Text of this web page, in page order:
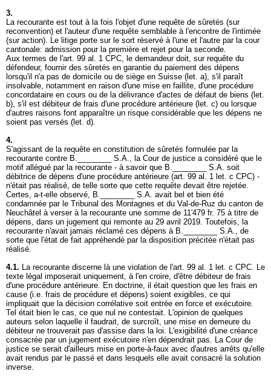
3.
La recourante est tout à la fois l'objet d'une requête de sûretés (sur
reconvention) et l'auteur d'une requête semblable à l'encontre de l'intimée
(sur action). Le litige porte sur le sort réservé à l'une et l'autre par la cour
cantonale: admission pour la première et rejet pour la seconde.
Aux termes de l'art. 99 al. 1 CPC, le demandeur doit, sur requête du
défendeur, fournir des sûretés en garantie du paiement des dépens
lorsqu'il n'a pas de domicile ou de siège en Suisse (let. a), s'il paraît
insolvable, notamment en raison d'une mise en faillite, d'une procédure
concordataire en cours ou de la délivrance d'actes de défaut de biens (let.
b), s'il est débiteur de frais d'une procédure antérieure (let. c) ou lorsque
d'autres raisons font apparaître un risque considérable que les dépens ne
soient pas versés (let. d).
4.
S'agissant de la requête en constitution de sûretés formulée par la
recourante contre B.________ S.A., la Cour de justice a considéré que le
motif allégué par la recourante - à savoir que B.________ S.A. soit
débitrice de dépens d'une procédure antérieure (art. 99 al. 1 let. c CPC) -
n'était pas réalisé, de telle sorte que cette requête devait être rejetée.
Certes, a-t-elle observé, B.________ S.A. avait bel et bien été
condamnée par le Tribunal des Montagnes et du Val-de-Ruz du canton de
Neuchâtel à verser à la recourante une somme de 11'479 fr. 75 à titre de
dépens, dans un jugement qui remonte au 29 avril 2019. Toutefois, la
recourante n'avait jamais réclamé ces dépens à B.________ S.A., de
sorte que l'état de fait appréhendé par la disposition précitée n'était pas
réalisé.
4.1. La recourante discerne là une violation de l'art. 99 al. 1 let. c CPC. Le
texte légal imposerait uniquement, à l'en croire, d'être débiteur de frais
d'une procédure antérieure. En doctrine, il était question que les frais en
cause (i.e. frais de procédure et dépens) soient exigibles, ce qui
impliquait que la décision corrélative soit entrée en force et exécutoire.
Tel était bien le cas, ce que nul ne contestait. L'opinion de quelques
auteurs selon laquelle il faudrait, de surcroît, une mise en demeure du
débiteur ne trouverait pas d'assise dans la loi. L'exigibilité d'une créance
consacrée par un jugement exécutoire n'en dépendrait pas. La Cour de
justice se serait d'ailleurs mise en porte-à-faux avec d'autres arrêts qu'elle
avait rendus par le passé et dans lesquels elle avait consacré la solution
inverse.